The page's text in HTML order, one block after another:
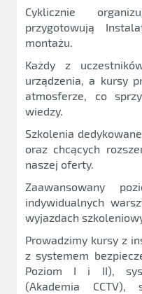
Cyklicznie
przygotowują
montażu.
Każdy z
urządzenia, a kursy
atmosferze, co
wiedzy.
Szkolenia
oraz chcących
naszej oferty.
Zaawansowany
indywidualnych
wyjazdach
Prowadzimy kursy z
z systemem
Poziom I i II),
(Akademia CCTV),